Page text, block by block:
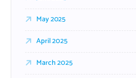
May 2025
April 2025
March 2025